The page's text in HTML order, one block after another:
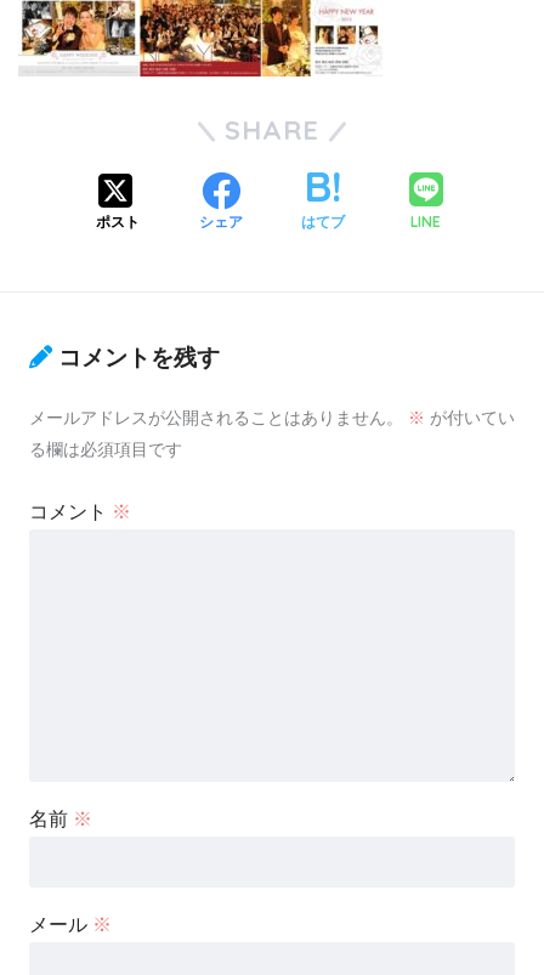
SHARE
ポスト シェア はてブ LINE
コメントを残す
メールアドレスが公開されることはありません。 ※ が付いてい
る欄は必須項目です
コメント ※
名前 ※
メール ※